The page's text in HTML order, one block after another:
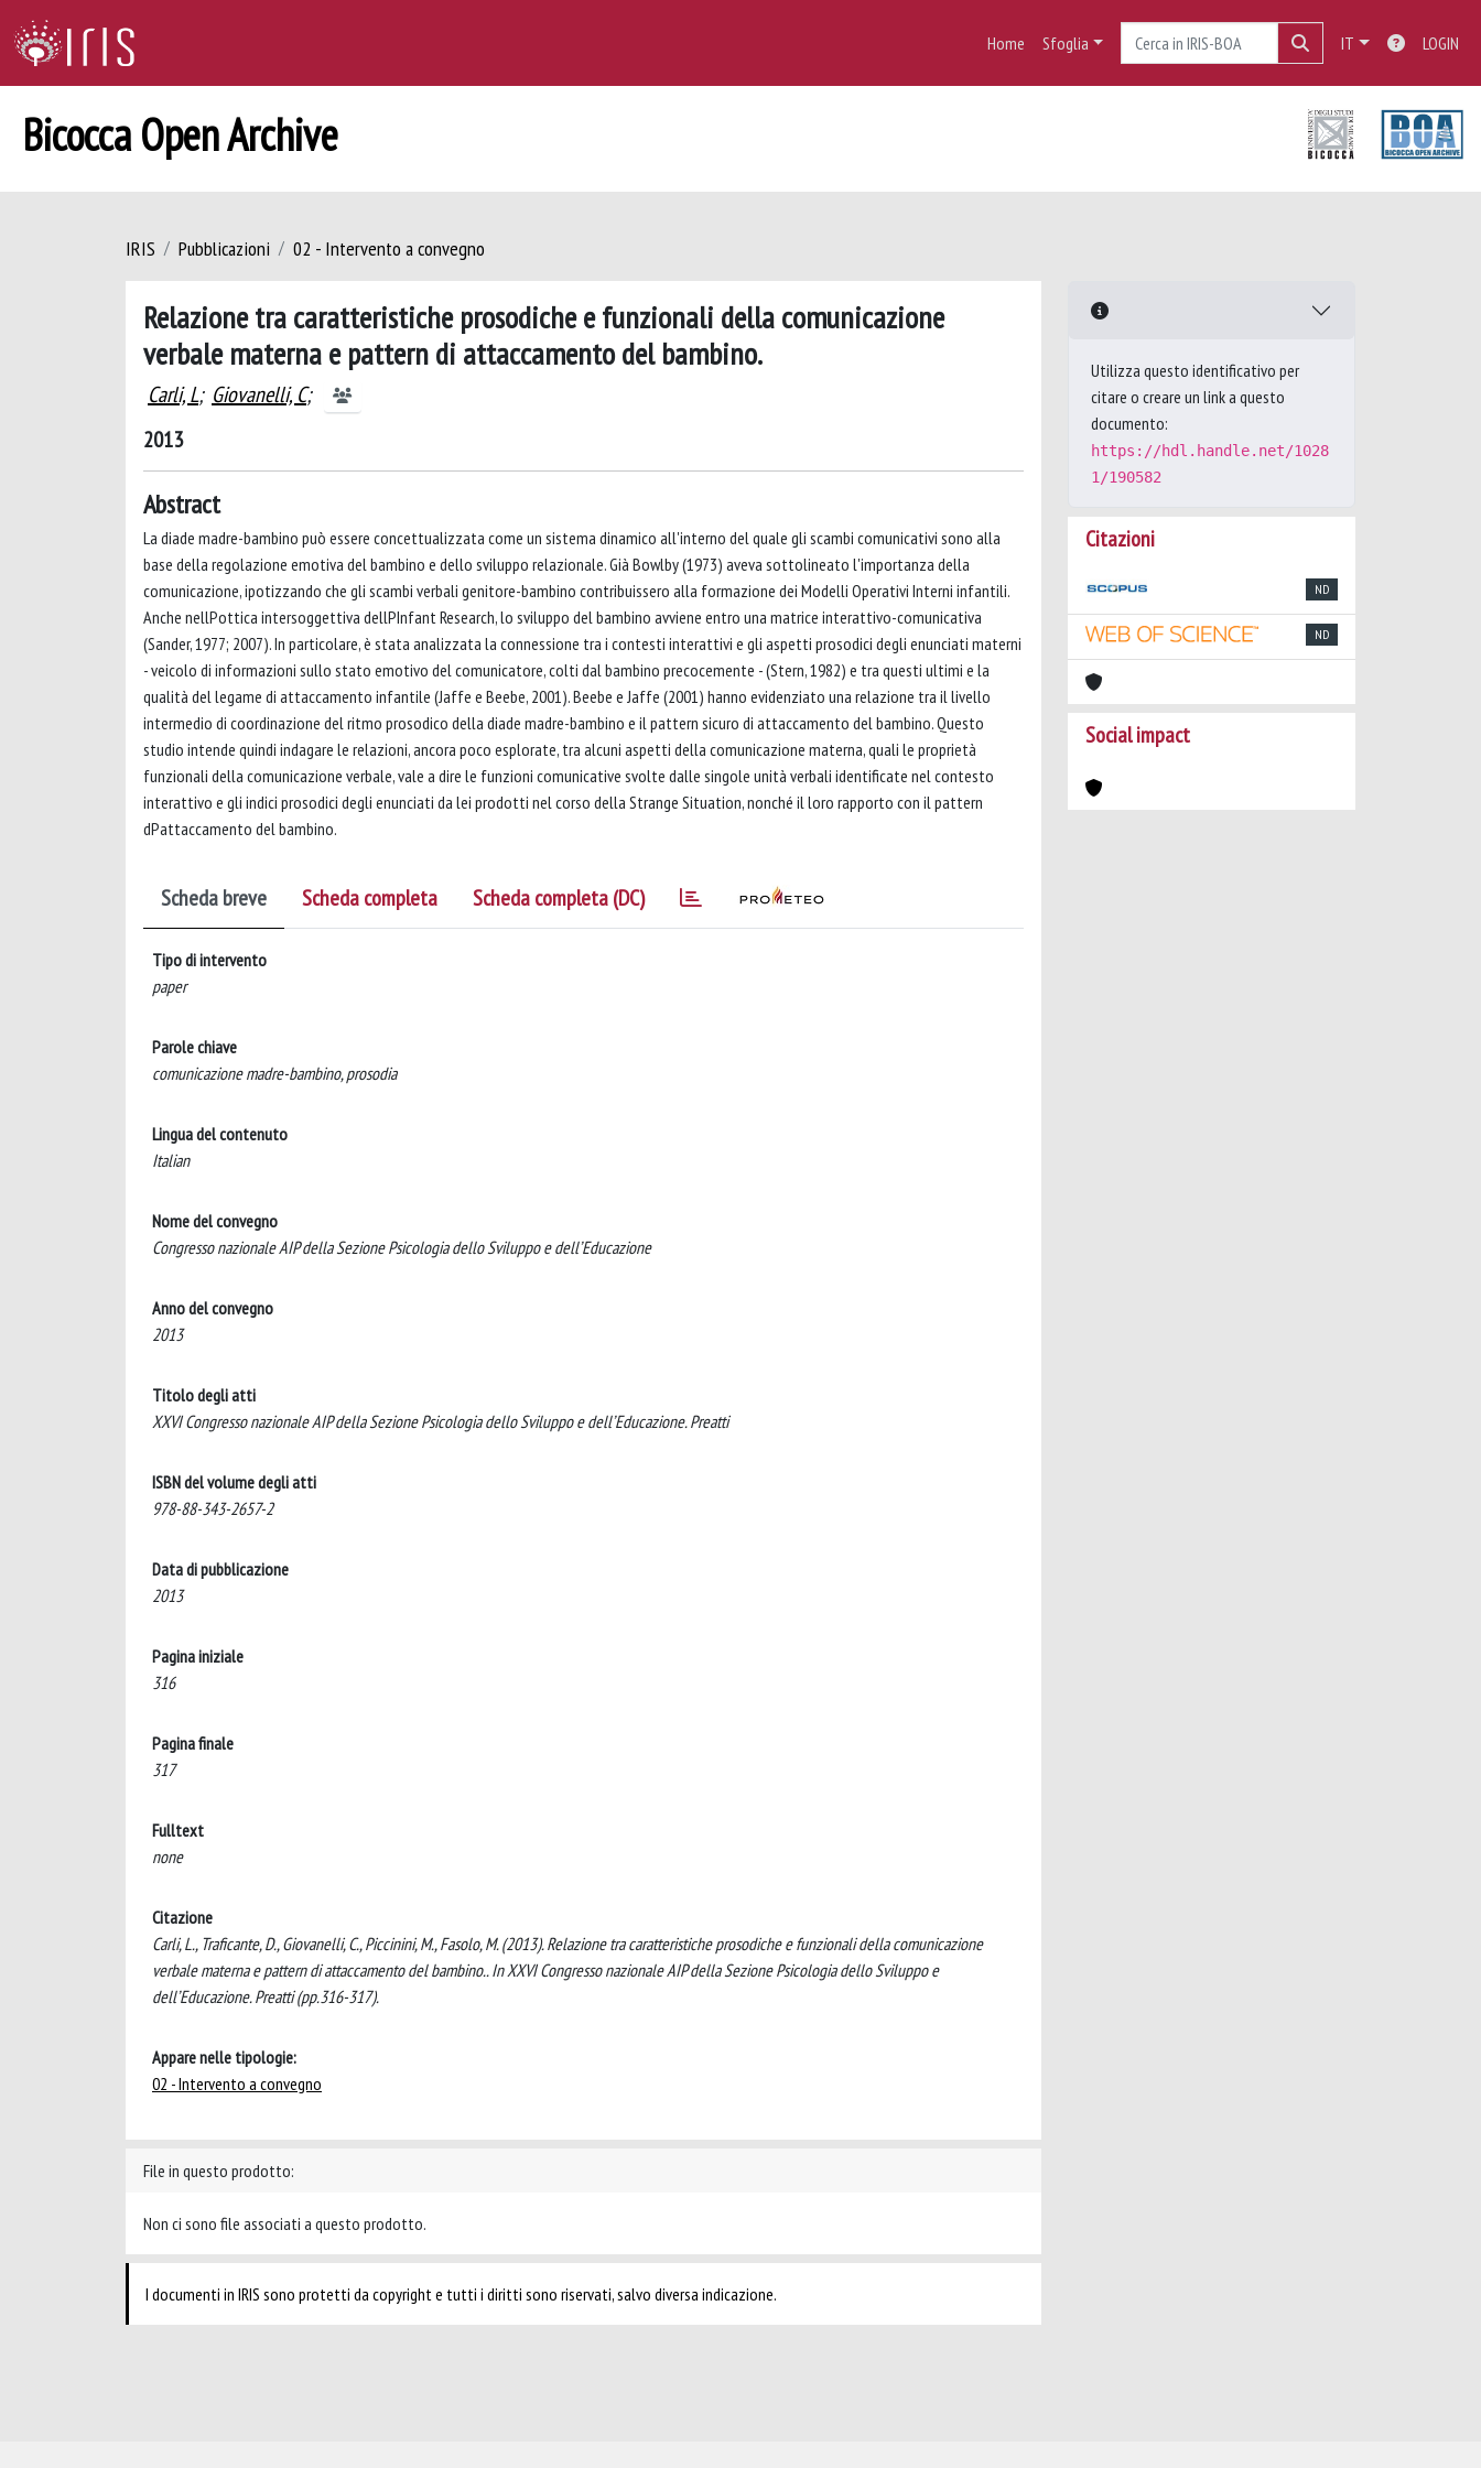
Home Sfoglia IT LOGIN
Bicocca Open Archive
IRIS Pubblicazioni 02 - Intervento a convegno
Relazione tra caratteristiche prosodiche e funzionali della comunicazione
verbale materna e pattern di attaccamento del bambino.
Carli, L; Giovanelli, C;
2013
Abstract
La diade madre-bambino può essere concettualizzata come un sistema dinamico all'interno del quale gli scambi comunicativi sono alla
base della regolazione emotiva del bambino e dello sviluppo relazionale. Già Bowlby (1973) aveva sottolineato l'importanza della
comunicazione, ipotizzando che gli scambi verbali genitore-bambino contribuissero alla formazione dei Modelli Operativi Interni infantili.
Anche nellPottica intersoggettiva dellPInfant Research, lo sviluppo del bambino avviene entro una matrice interattivo-comunicativa
(Sander, 1977; 2007). In particolare, è stata analizzata la connessione tra i contesti interattivi e gli aspetti prosodici degli enunciati materni
- veicolo di informazioni sullo stato emotivo del comunicatore, colti dal bambino precocemente - (Stern, 1982) e tra questi ultimi e la
qualità del legame di attaccamento infantile (Jaffe e Beebe, 2001). Beebe e Jaffe (2001) hanno evidenziato una relazione tra il livello
intermedio di coordinazione del ritmo prosodico della diade madre-bambino e il pattern sicuro di attaccamento del bambino. Questo
studio intende quindi indagare le relazioni, ancora poco esplorate, tra alcuni aspetti della comunicazione materna, quali le proprietà
funzionali della comunicazione verbale, vale a dire le funzioni comunicative svolte dalle singole unità verbali identificate nel contesto
interattivo e gli indici prosodici degli enunciati da lei prodotti nel corso della Strange Situation, nonché il loro rapporto con il pattern
dPattaccamento del bambino.
Scheda breve Scheda completa Scheda completa (DC)
Tipo di intervento
paper
Parole chiave
comunicazione madre-bambino, prosodia
Lingua del contenuto
Italian
Nome del convegno
Congresso nazionale AIP della Sezione Psicologia dello Sviluppo e dell’Educazione
Anno del convegno
2013
Titolo degli atti
XXVI Congresso nazionale AIP della Sezione Psicologia dello Sviluppo e dell’Educazione. Preatti
ISBN del volume degli atti
978-88-343-2657-2
Data di pubblicazione
2013
Pagina iniziale
316
Pagina finale
317
Fulltext
none
Citazione
Carli, L., Traficante, D., Giovanelli, C., Piccinini, M., Fasolo, M. (2013). Relazione tra caratteristiche prosodiche e funzionali della comunicazione
verbale materna e pattern di attaccamento del bambino.. In XXVI Congresso nazionale AIP della Sezione Psicologia dello Sviluppo e
dell’Educazione. Preatti (pp.316-317).
Appare nelle tipologie:
02 - Intervento a convegno
File in questo prodotto:
Non ci sono file associati a questo prodotto.
I documenti in IRIS sono protetti da copyright e tutti i diritti sono riservati, salvo diversa indicazione.
Utilizza questo identificativo per
citare o creare un link a questo
documento:
https://hdl.handle.net/1028
1/190582
Citazioni
ND
ND
Social impact